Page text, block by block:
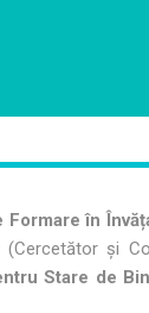
Formare în
(Cercetător și
Stare de